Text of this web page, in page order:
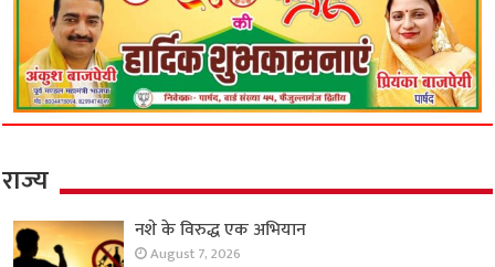
राज्य
नशे के विरुद्ध एक अभियान
August 7, 2026